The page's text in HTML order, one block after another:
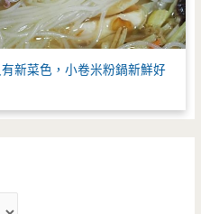
新菜色，小卷米粉鍋新鮮好